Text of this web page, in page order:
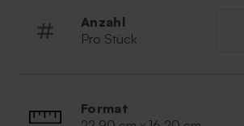
Anzahl
Pro Stück
Format